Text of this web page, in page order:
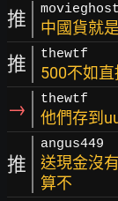
推 movieghost
中國貨就
推 thewtf
500不如
→ thewtf
他們存到
推
angus449
送現金沒
算不